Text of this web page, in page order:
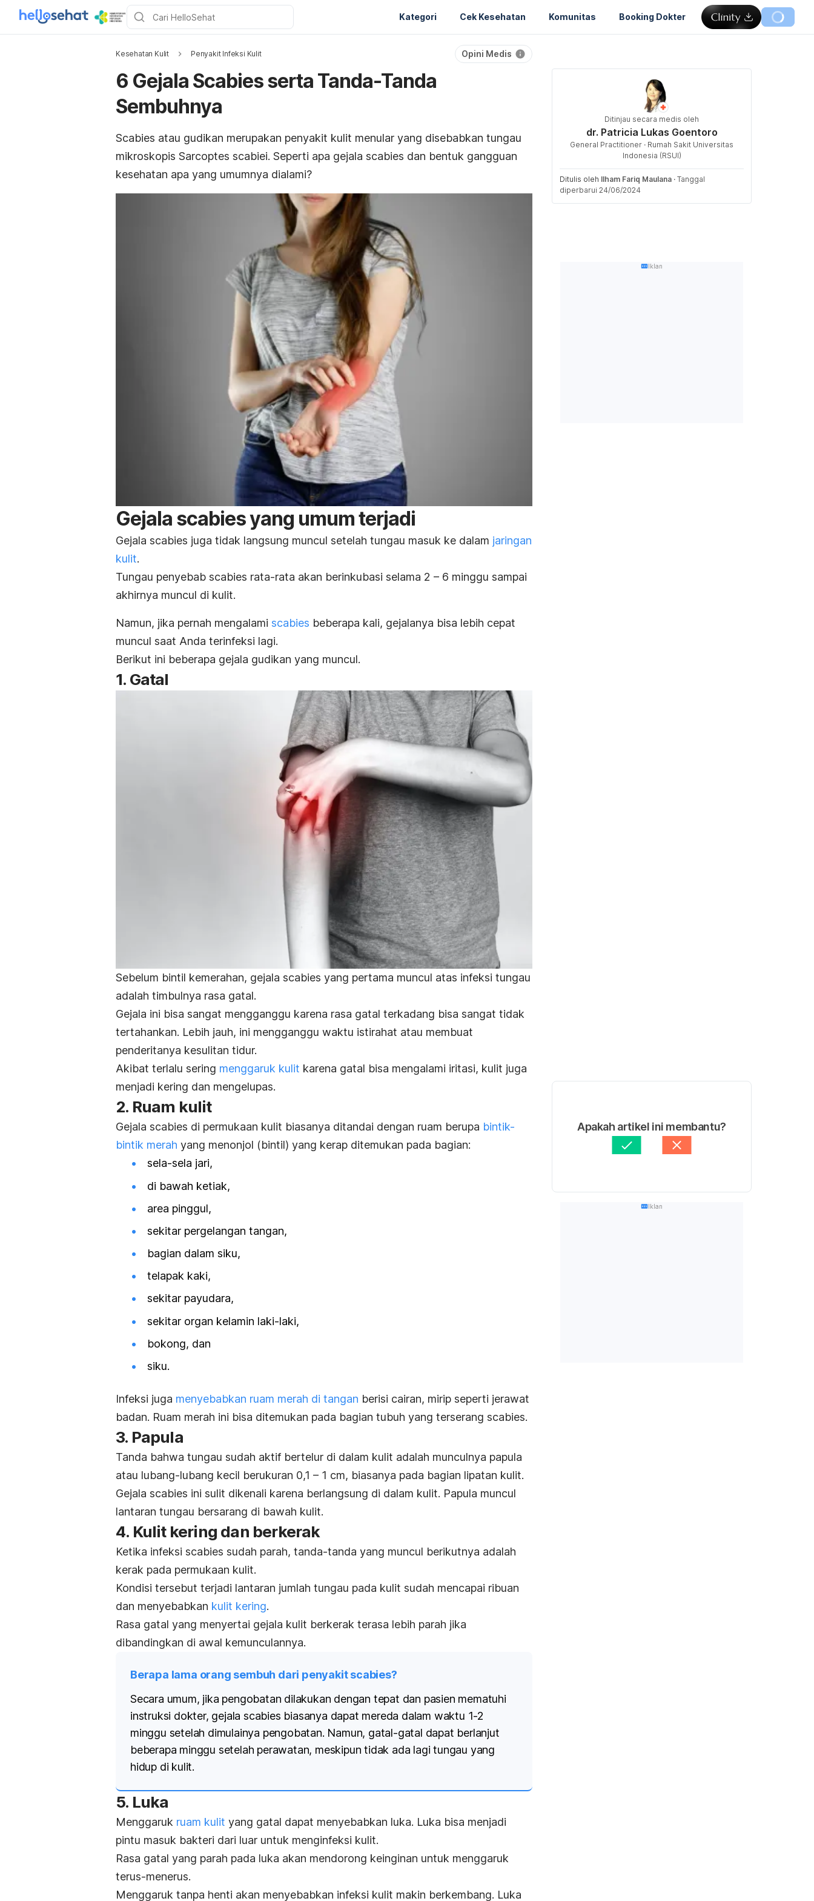
Kategori Cek Kesehatan Komunitas Booking Dokter
Kesehatan Kulit Penyakit Infeksi Kulit Opini Medis
6 Gejala Scabies serta Tanda-Tanda
Sembuhnya
Scabies atau gudikan merupakan penyakit kulit menular yang disebabkan tungau
mikroskopis Sarcoptes scabiei. Seperti apa gejala scabies dan bentuk gangguan
kesehatan apa yang umumnya dialami?
Gejala scabiesyang umum terjadi
Gejala scabies juga tidak langsung muncul setelah tungau masuk ke dalam jaringan
kulit.
Tungau penyebab scabies rata-rata akan berinkubasi selama 2 – 6 minggu sampai
akhirnya muncul di kulit.
Namun, jika pernah mengalami scabies beberapa kali, gejalanya bisa lebih cepat
muncul saat Anda terinfeksi lagi.
Berikut ini beberapa gejala gudikan yang muncul.
1. Gatal
Sebelum bintil kemerahan, gejala scabies yang pertama muncul atas infeksi tungau
adalah timbulnya rasa gatal.
Gejala ini bisa sangat mengganggu karena rasa gatal terkadang bisa sangat tidak
tertahankan. Lebih jauh, ini mengganggu waktu istirahat atau membuat
penderitanya kesulitan tidur.
Akibat terlalu sering menggaruk kulit karena gatal bisa mengalami iritasi, kulit juga
menjadi kering dan mengelupas.
2. Ruam kulit
Gejala scabies di permukaan kulit biasanya ditandai dengan ruam berupa bintik-
bintik merah yang menonjol (bintil) yang kerap ditemukan pada bagian:
sela-sela jari,
di bawah ketiak,
area pinggul,
sekitar pergelangan tangan,
bagian dalam siku,
telapak kaki,
sekitar payudara,
sekitar organ kelamin laki-laki,
bokong, dan
siku.
Infeksi juga menyebabkan ruam merah di tangan berisi cairan, mirip seperti jerawat
badan. Ruam merah ini bisa ditemukan pada bagian tubuh yang terserang scabies.
3. Papula
Tanda bahwa tungau sudah aktif bertelur di dalam kulit adalah munculnya papula
atau lubang-lubang kecil berukuran 0,1 – 1 cm, biasanya pada bagian lipatan kulit.
Gejala scabies ini sulit dikenali karena berlangsung di dalam kulit. Papula muncul
lantaran tungau bersarang di bawah kulit.
4. Kulit kering dan berkerak
Ketika infeksi scabies sudah parah, tanda-tanda yang muncul berikutnya adalah
kerak pada permukaan kulit.
Kondisi tersebut terjadi lantaran jumlah tungau pada kulit sudah mencapai ribuan
dan menyebabkan kulit kering.
Rasa gatal yang menyertai gejala kulit berkerak terasa lebih parah jika
dibandingkan di awal kemunculannya.
Berapa lama orang sembuh dari penyakit scabies?
Secara umum, jika pengobatan dilakukan dengan tepat dan pasien mematuhi
instruksi dokter, gejala scabies biasanya dapat mereda dalam waktu 1-2
minggu setelah dimulainya pengobatan. Namun, gatal-gatal dapat berlanjut
beberapa minggu setelah perawatan, meskipun tidak ada lagi tungau yang
hidup di kulit.
5. Luka
Menggaruk ruam kulit yang gatal dapat menyebabkan luka. Luka bisa menjadi
pintu masuk bakteri dari luar untuk menginfeksi kulit.
Rasa gatal yang parah pada luka akan mendorong keinginan untuk menggaruk
terus-menerus.
Menggaruk tanpa henti akan menyebabkan infeksi kulit makin berkembang. Luka
Ditinjau secara medis oleh
dr. Patricia Lukas Goentoro
General Practitioner · Rumah Sakit Universitas
Indonesia (RSUI)
Ditulis oleh Ilham Fariq Maulana · Tanggal
diperbarui 24/06/2024
Iklan
Apakah artikel ini membantu?
Iklan